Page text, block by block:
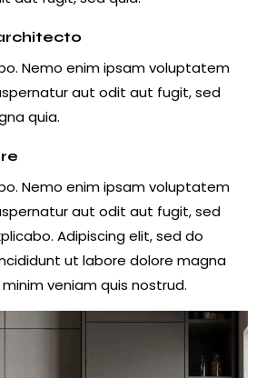
Nemo enim ipsam voluptatem
aut odit aut fugit, sed
quia.
Nemo enim ipsam voluptatem
aut odit aut fugit, sed
Adipiscing elit, sed do
ut labore dolore magna
veniam quis nostrud.